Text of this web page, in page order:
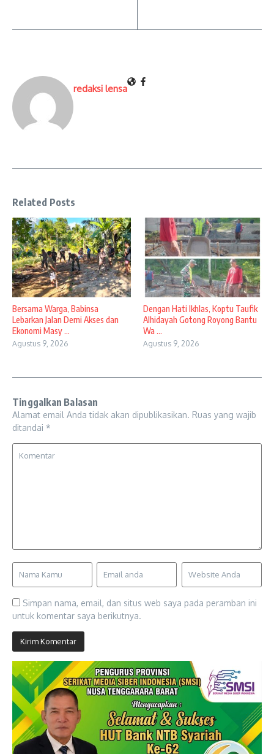
redaksi lensa
Related Posts
Bersama Warga, Babinsa
Lebarkan Jalan Demi Akses dan
Ekonomi Masy ...
Agustus 9, 2026
Dengan Hati Ikhlas, Koptu Taufik
Alhidayah Gotong Royong Bantu
Wa ...
Agustus 9, 2026
Tinggalkan Balasan
Alamat email Anda tidak akan dipublikasikan. Ruas yang wajib
ditandai *
Simpan nama, email, dan situs web saya pada peramban ini
untuk komentar saya berikutnya.